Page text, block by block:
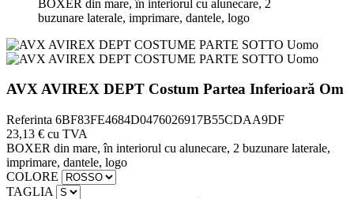
BOXER din mare, în interiorul cu alunecare, 2
buzunare laterale, imprimare, dantele, logo
AVX AVIREX DEPT Costum Partea Inferioară Om
Referinta 6BF83FE4684D0476026917B55CDAA9DF
23,13 € cu TVA
BOXER din mare, în interiorul cu alunecare, 2 buzunare laterale,
imprimare, dantele, logo
COLORE
TAGLIA